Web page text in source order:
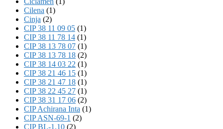
Cilena (1)
Cinja (2)
CIP 38 11 09 05 (1)
CIP 38 11 78 14 (1)
CIP 38 13 78 07 (1)
CIP 38 13 78 18 (2)
CIP 38 14 03 22 (1)
CIP 38 21 46 15 (1)
CIP 38 21 47 18 (1)
CIP 38 22 45 27 (1)
CIP 38 31 17 06 (2)
CIP Achirana Inta (1)
CIP ASN-69-1 (2)
CIP BL-1.10 (2)